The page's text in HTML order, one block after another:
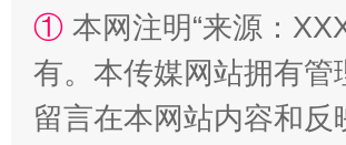
① 本网注明“来源：
有。本传媒网站拥有
留言在本网站内容和